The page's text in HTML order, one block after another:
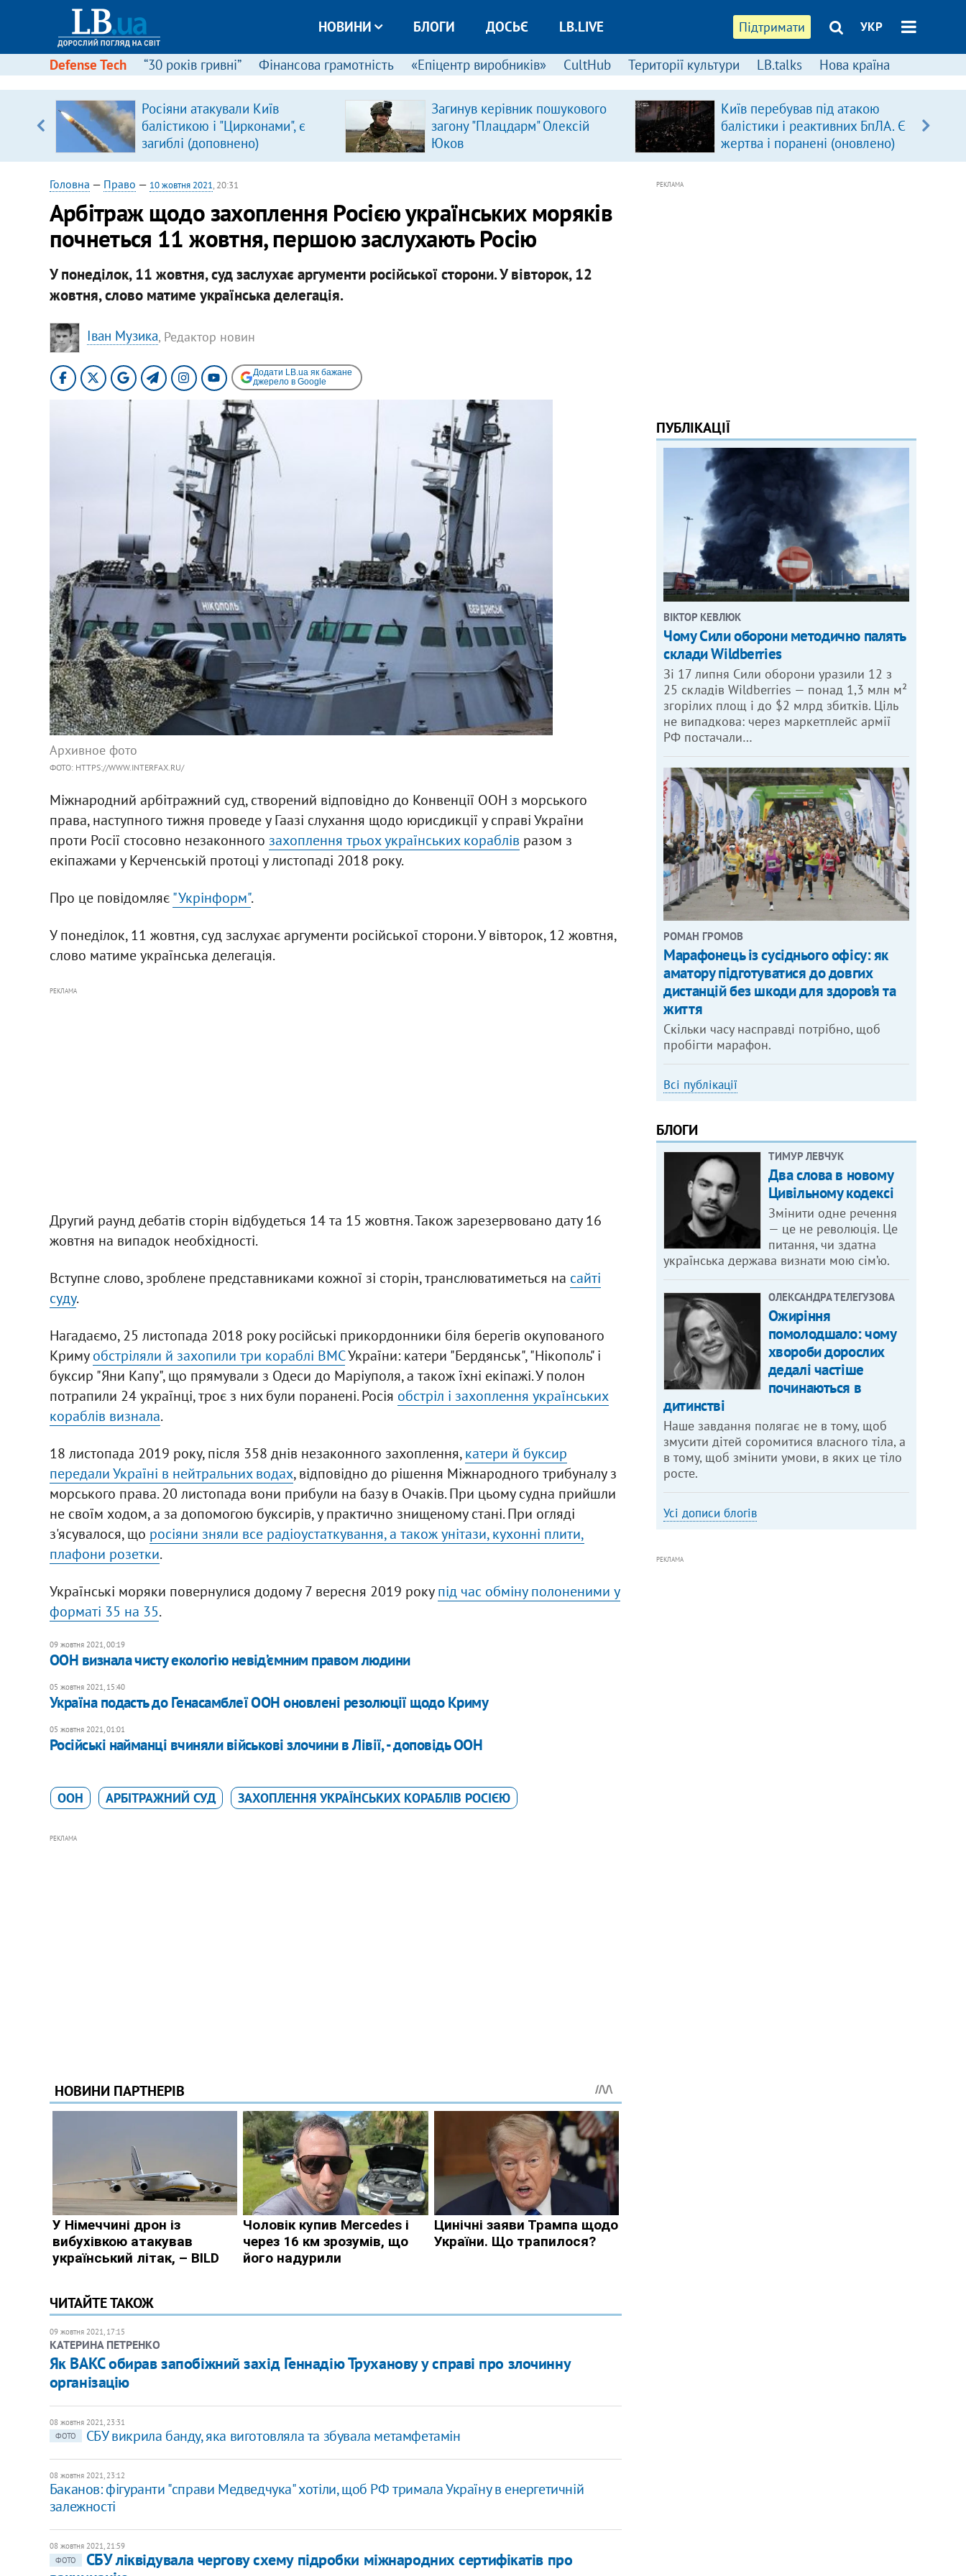
Підтримати УКР
НОВИНИ БЛОГИ ДОСЬЄ LB.LIVE
Defense Tech “30 років гривні” Фінансова грамотність «Епіцентр виробників» CultHub Території культури LB.talks Нова країна
Росіяни атакували Київ
балістикою і "Цирконами", є
загиблі (доповнено)
Загинув керівник пошукового
загону "Плацдарм" Олексій
Юков
Київ перебував під атакою
балістики і реактивних БпЛА. Є
жертва і поранені (оновлено)
Головна — Право — 10 жовтня 2021, 20:31
Арбітраж щодо захоплення Росією українських моряків
почнеться 11 жовтня, першою заслухають Росію
У понеділок, 11 жовтня, суд заслухає аргументи російської сторони. У вівторок, 12
жовтня, слово матиме українська делегація.
Іван Музика, Редактор новин
Додати LB.ua як бажане
джерело в Google
Архивное фото
ФОТО: HTTPS://WWW.INTERFAX.RU/
Міжнародний арбітражний суд, створений відповідно до Конвенції ООН з морського
права, наступного тижня проведе у Гаазі слухання щодо юрисдикції у справі України
проти Росії стосовно незаконного захоплення трьох українських кораблів разом з
екіпажами у Керченській протоці у листопаді 2018 року.
Про це повідомляє"Укрінформ".
У понеділок, 11 жовтня, суд заслухає аргументи російської сторони. У вівторок, 12 жовтня,
слово матиме українська делегація.
РЕКЛАМА
Другий раунд дебатів сторін відбудеться 14 та 15 жовтня. Також зарезервовано дату 16
жовтня на випадок необхідності.
Вступне слово, зроблене представниками кожної зі сторін, транслюватиметься на сайті
суду.
Нагадаємо, 25 листопада 2018 року російські прикордонники біля берегів окупованого
Кримуобстріляли й захопили три кораблі ВМСУкраїни: катери "Бердянськ", "Нікополь" і
буксир "Яни Капу", що прямували з Одеси до Маріуполя, а також їхні екіпажі. У полон
потрапили 24 українці, троє з них були поранені. Росія обстріл і захоплення українських
кораблів визнала.
18 листопада 2019 року, після 358 днів незаконного захоплення,катери й буксир
передали Україні в нейтральних водах, відповідно до рішення Міжнародного трибуналу з
морського права. 20 листопада вони прибули на базу в Очаків. При цьому судна прийшли
не своїм ходом, а за допомогою буксирів, у практично знищеному стані. При огляді
з'ясувалося, що росіяни зняли все радіоустаткування, а також унітази, кухонні плити,
плафони розетки.
Українські моряки повернулися додому 7 вересня 2019 рокупід час обміну полоненими у
форматі 35 на 35.
09 жовтня 2021, 00:19
ООН визнала чисту екологію невід’ємним правом людини
05 жовтня 2021, 15:40
Україна подасть до Генасамблеї ООН оновлені резолюції щодо Криму
05 жовтня 2021, 01:01
Російські найманці вчиняли військові злочини в Лівії, - доповідь ООН
ООН АРБІТРАЖНИЙ СУД ЗАХОПЛЕННЯ УКРАЇНСЬКИХ КОРАБЛІВ РОСІЄЮ
РЕКЛАМА
ЧИТАЙТЕ ТАКОЖ
09 жовтня 2021, 17:15
КАТЕРИНА ПЕТРЕНКО
Як ВАКС обирав запобіжний захід Геннадію Труханову у справі про злочинну
організацію
08 жовтня 2021, 23:31
ФОТО
СБУ викрила банду, яка виготовляла та збувала метамфетамін
08 жовтня 2021, 23:12
Баканов: фігуранти "справи Медведчука" хотіли, щоб РФ тримала Україну в енергетичній
залежності
08 жовтня 2021, 21:59
ФОТО
СБУ ліквідувала чергову схему підробки міжнародних сертифікатів про
РЕКЛАМА
ПУБЛІКАЦІЇ
ВІКТОР КЕВЛЮК
Чому Сили оборони методично палять
склади Wildberries
Зі 17 липня Сили оборони уразили 12 з
25 складів Wildberries — понад 1,3 млн м²
згорілих площ і до $2 млрд збитків. Ціль
не випадкова: через маркетплейс армії
РФ постачали…
РОМАН ГРОМОВ
Марафонець із сусіднього офісу: як
аматору підготуватися до довгих
дистанцій без шкоди для здоров’я та
життя
Скільки часу насправді потрібно, щоб
пробігти марафон.
Всі публікації
БЛОГИ
ТИМУР ЛЕВЧУК
Два слова в новому
Цивільному кодексі
Змінити одне речення
— це не революція. Це
питання, чи здатна
українська держава визнати мою сім’ю.
ОЛЕКСАНДРА ТЕЛЕГУЗОВА
Ожиріння
помолодшало: чому
хвороби дорослих
дедалі частіше
починаються в
дитинстві
Наше завдання полягає не в тому, щоб
змусити дітей соромитися власного тіла, а
в тому, щоб змінити умови, в яких це тіло
росте.
Усі дописи блогів
РЕКЛАМА